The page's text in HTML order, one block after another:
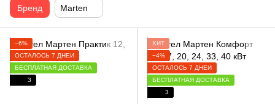
Бренд Marten
−6%
ОСТАЛОСЬ 7 ДНЕЙ
БЕСПЛАТНАЯ ДОСТАВКА
3
ХИТ
−4%
ОСТАЛОСЬ 7 ДНЕЙ
БЕСПЛАТНАЯ ДОСТАВКА
3